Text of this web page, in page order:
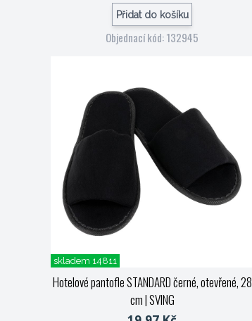
Přidat do košíku
Objednací kód: 132945
skladem 14811
Hotelové pantofle STANDARD černé, otevřené, 28
cm| SVING